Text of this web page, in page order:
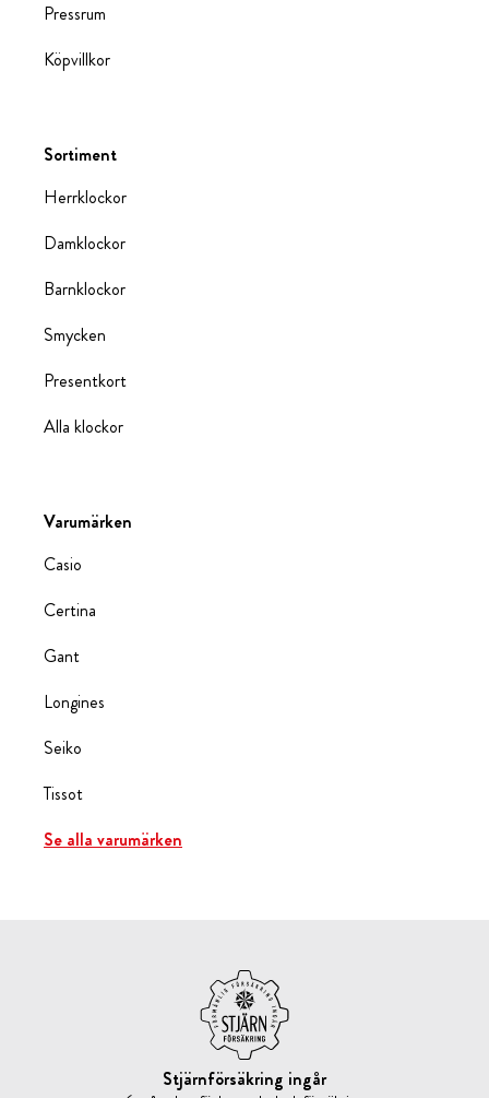
Pressrum
Köpvillkor
Sortiment
Herrklockor
Damklockor
Barnklockor
Smycken
Presentkort
Alla klockor
Varumärken
Casio
Certina
Gant
Longines
Seiko
Tissot
Se alla varumärken
Stjärnförsäkring ingår